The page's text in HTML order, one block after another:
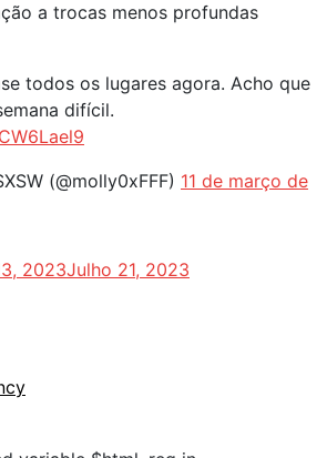
a trocas menos profundas
todos os lugares agora. Acho que
difícil.
(@molly0xFFF) 11 de março de
2023Julho 21, 2023